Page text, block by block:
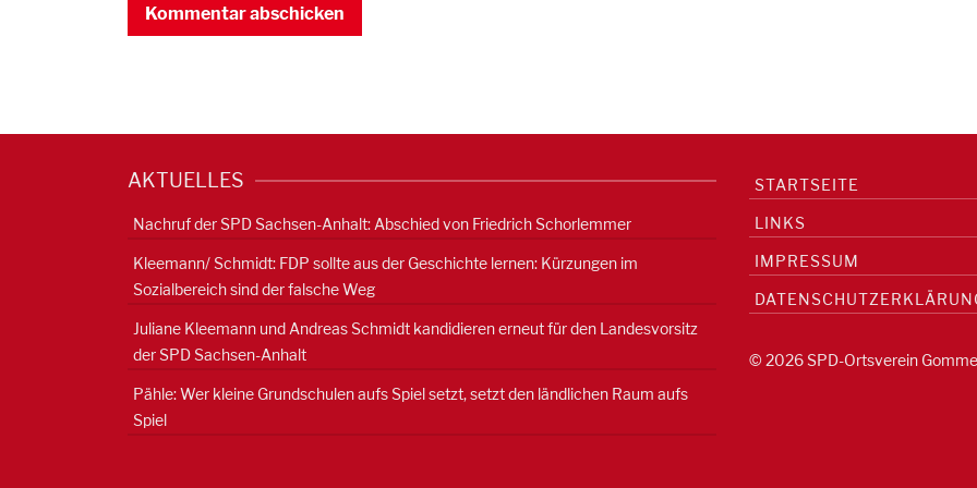
AKTUELLES
Nachruf der SPD Sachsen-Anhalt: Abschied von Friedrich Schorlemmer
Kleemann/ Schmidt: FDP sollte aus der Geschichte lernen: Kürzungen im
Sozialbereich sind der falsche Weg
Juliane Kleemann und Andreas Schmidt kandidieren erneut für den Landesvorsitz
der SPD Sachsen-Anhalt
Pähle: Wer kleine Grundschulen aufs Spiel setzt, setzt den ländlichen Raum aufs
Spiel
STARTSEITE
LINKS
IMPRESSUM
© 2026 SPD-Ortsverein